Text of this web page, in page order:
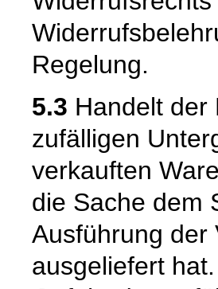
Regelung.
5.3 Handelt der
zufälligen
verkauften
die Sache dem
Ausführung der
ausgeliefert